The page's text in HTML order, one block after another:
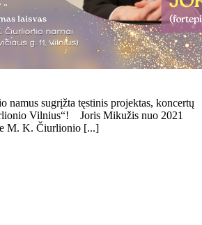
namus sugrįžta tęstinis projektas, koncertų
Vilnius“! Joris Mikužis nuo 2021
M. K. Čiurlionio [...]